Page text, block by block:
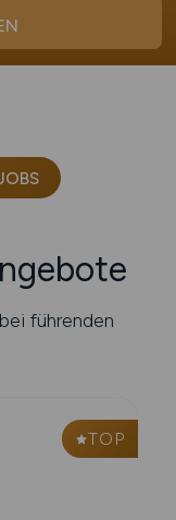
führenden
TOP